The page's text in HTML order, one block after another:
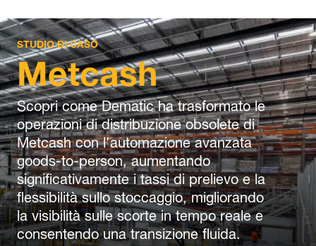
STUDIO DI CASO
Metcash
Scopri come Dematic ha trasformato le
operazioni di distribuzione obsolete di
Metcash con l'automazione avanzata
goods-to-person, aumentando
significativamente i tassi di prelievo e la
flessibilità sullo stoccaggio, migliorando
la visibilità sulle scorte in tempo reale e
consentendo una transizione fluida.